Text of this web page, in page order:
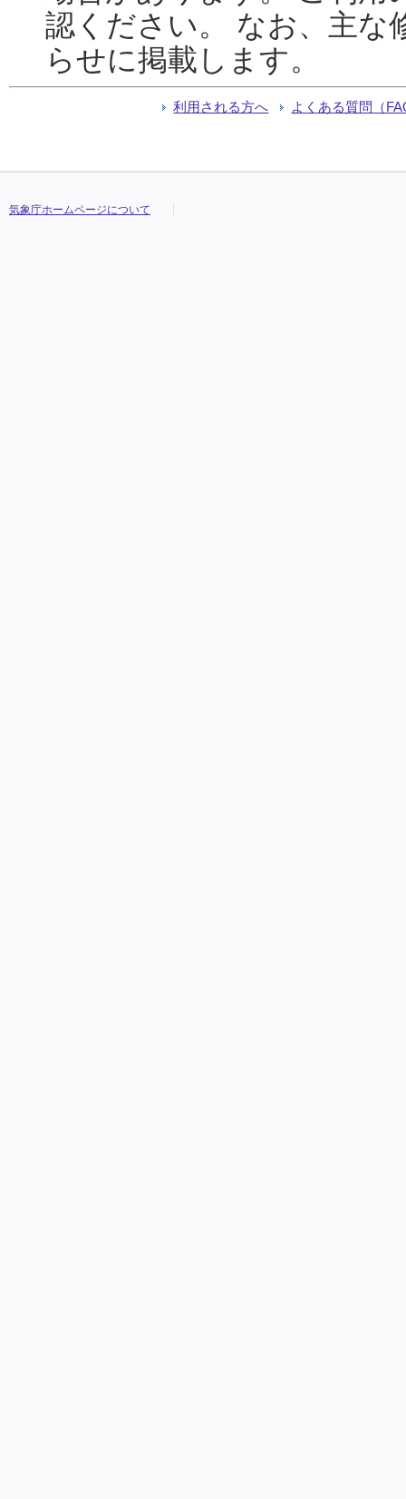
認ください。 なお、主な
らせに掲載します。
利用される方へ よくある質問（
気象庁ホームページについて